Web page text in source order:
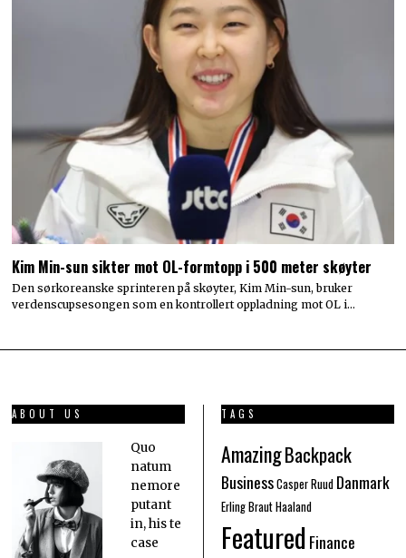
Kim Min-sun sikter mot OL-formtopp i 500 meter skøyter
Den sørkoreanske sprinteren på skøyter, Kim Min-sun, bruker
verdenscupsesongen som en kontrollert oppladning mot OL i…
ABOUT US
Quo
natum
nemore
putant
in, his te
case
TAGS
AmazingBackpack
BusinessCasper Ruud Danmark
Erling Braut Haaland
FeaturedFinance